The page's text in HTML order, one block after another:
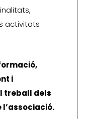
activitats
i
treball dels